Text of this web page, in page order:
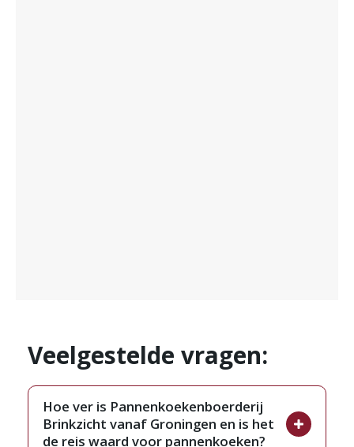
Veelgestelde vragen:
Hoe ver is Pannenkoekenboerderij
Brinkzicht vanaf Groningen en is het
de reis waard voor pannenkoeken?